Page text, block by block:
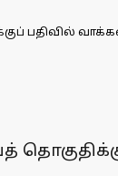
பதிவில்